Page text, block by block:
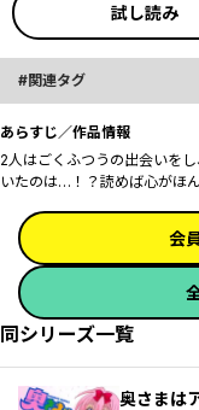
試し読み
関連タグ
あらすじ／作品情報
2人はごくふつうの出会いを
いたのは…！？読めば心がほ
会
同シリーズ一覧
奥さまは